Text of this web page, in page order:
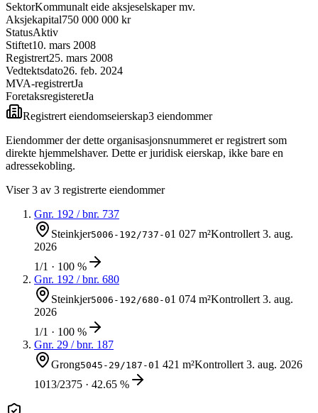
SektorKommunalt eide aksjeselskaper mv.
Aksjekapital750 000 000 kr
StatusAktiv
Stiftet10. mars 2008
Registrert25. mars 2008
Vedtektsdato26. feb. 2024
MVA-registrertJa
ForetaksregisteretJa
Registrert eiendomseierskap3 eiendommer
Eiendommer der dette organisasjonsnummeret er registrert som
direkte hjemmelshaver. Dette er juridisk eierskap, ikke bare en
adressekobling.
Viser3 av 3 registrerte eiendommer
Gnr. 192 / bnr. 737
Steinkjer5006-192/737-01 027 m²Kontrollert3. aug.
2026
1/1 · 100 %
Gnr. 192 / bnr. 680
Steinkjer5006-192/680-01 074 m²Kontrollert3. aug.
2026
1/1 · 100 %
Gnr. 29 / bnr. 187
Grong5045-29/187-01 421 m²Kontrollert3. aug. 2026
1013/2375 · 42.65 %